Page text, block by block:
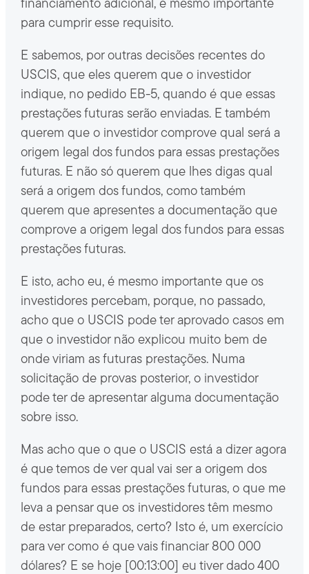
financiamento adicional, é mesmo importante
para cumprir esse requisito.
E sabemos, por outras decisões recentes do
USCIS, que eles querem que o investidor
indique, no pedido EB-5, quando é que essas
prestações futuras serão enviadas. E também
querem que o investidor comprove qual será a
origem legal dos fundos para essas prestações
futuras. E não só querem que lhes digas qual
será a origem dos fundos, como também
querem que apresentes a documentação que
comprove a origem legal dos fundos para essas
prestações futuras.
E isto, acho eu, é mesmo importante que os
investidores percebam, porque, no passado,
acho que o USCIS pode ter aprovado casos em
que o investidor não explicou muito bem de
onde viriam as futuras prestações. Numa
solicitação de provas posterior, o investidor
pode ter de apresentar alguma documentação
sobre isso.
Mas acho que o que o USCIS está a dizer agora
é que temos de ver qual vai ser a origem dos
fundos para essas prestações futuras, o que me
leva a pensar que os investidores têm mesmo
de estar preparados, certo? Isto é, um exercício
para ver como é que vais financiar 800 000
dólares? E se hoje [00:13:00] eu tiver dado 400